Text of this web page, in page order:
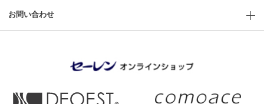
お問い合わせ